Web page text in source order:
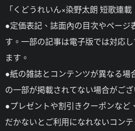
「くどうれいん×染野太朗 短歌連載
●定価表記、誌面內の目次やページ
す。一部の記事は電子版では対応
ます。
●紙の雑誌とコンテンツが異なる場
の一部が掲載されてない場合がござ
●プレゼントや割引きクーポンなど
だかないとご利用になれないコン